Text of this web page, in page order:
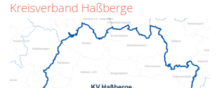
Kreisverband Haßberge